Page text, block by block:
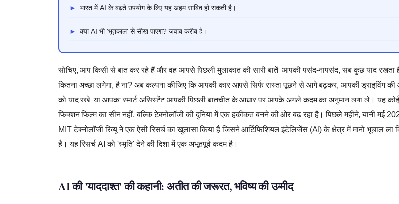
► भारत में AI के बढ़ते उपयोग के लिए यह अहम साबित हो सकती है।
► क्या AI भी 'भूतकाल' से सीख पाएगा? जवाब करीब है।
सोचिए, आप किसी से बात कर रहे हैं और वह आपसे पिछली मुलाकात की सारी बातें, आपकी पसंद-नापसंद, सब कुछ याद रखता
कितना अच्छा लगेगा, है ना? अब कल्पना कीजिए कि आपकी कार आपसे सिर्फ रास्ता पूछने से आगे बढ़कर, आपकी ड्राइविंग की
को याद रखे, या आपका स्मार्ट असिस्टेंट आपकी पिछली बातचीत के आधार पर आपके अगले कदम का अनुमान लगा ले। यह
फिक्शन फिल्म का सीन नहीं, बल्कि टेक्नोलॉजी की दुनिया में एक हकीकत बनने की ओर बढ़ रहा है। पिछले महीने, यानी मई
MIT टेक्नोलॉजी रिव्यू ने एक ऐसी रिसर्च का खुलासा किया है जिसने आर्टिफिशियल इंटेलिजेंस (AI) के क्षेत्र में मानो भूचाल ला
है। यह रिसर्च AI को 'स्मृति' देने की दिशा में एक अभूतपूर्व कदम है।
AI की 'याददाश्त' की कहानी: अतीत की जरूरत, भविष्य की उम्मीद